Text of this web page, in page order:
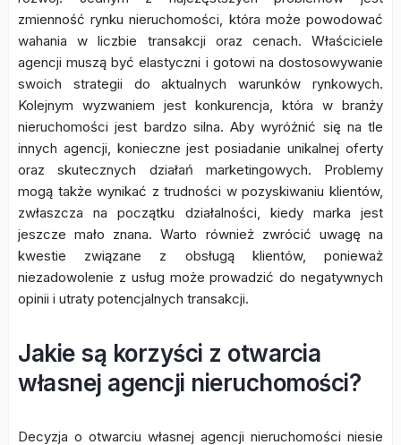
zmienność rynku nieruchomości, która może powodować
wahania w liczbie transakcji oraz cenach. Właściciele
agencji muszą być elastyczni i gotowi na dostosowywanie
swoich strategii do aktualnych warunków rynkowych.
Kolejnym wyzwaniem jest konkurencja, która w branży
nieruchomości jest bardzo silna. Aby wyróżnić się na tle
innych agencji, konieczne jest posiadanie unikalnej oferty
oraz skutecznych działań marketingowych. Problemy
mogą także wynikać z trudności w pozyskiwaniu klientów,
zwłaszcza na początku działalności, kiedy marka jest
jeszcze mało znana. Warto również zwrócić uwagę na
kwestie związane z obsługą klientów, ponieważ
niezadowolenie z usług może prowadzić do negatywnych
opinii i utraty potencjalnych transakcji.
Jakie są korzyści z otwarcia
własnej agencji nieruchomości?
Decyzja o otwarciu własnej agencji nieruchomości niesie